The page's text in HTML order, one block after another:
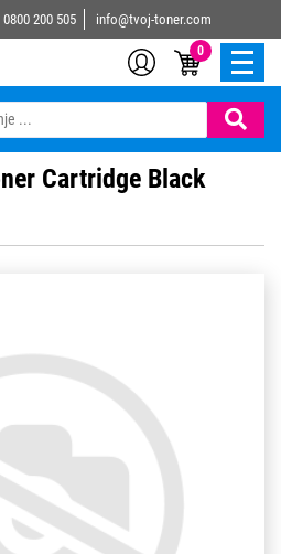
0800 200 505 info@tvoj-toner.com
0
Cartridge Black